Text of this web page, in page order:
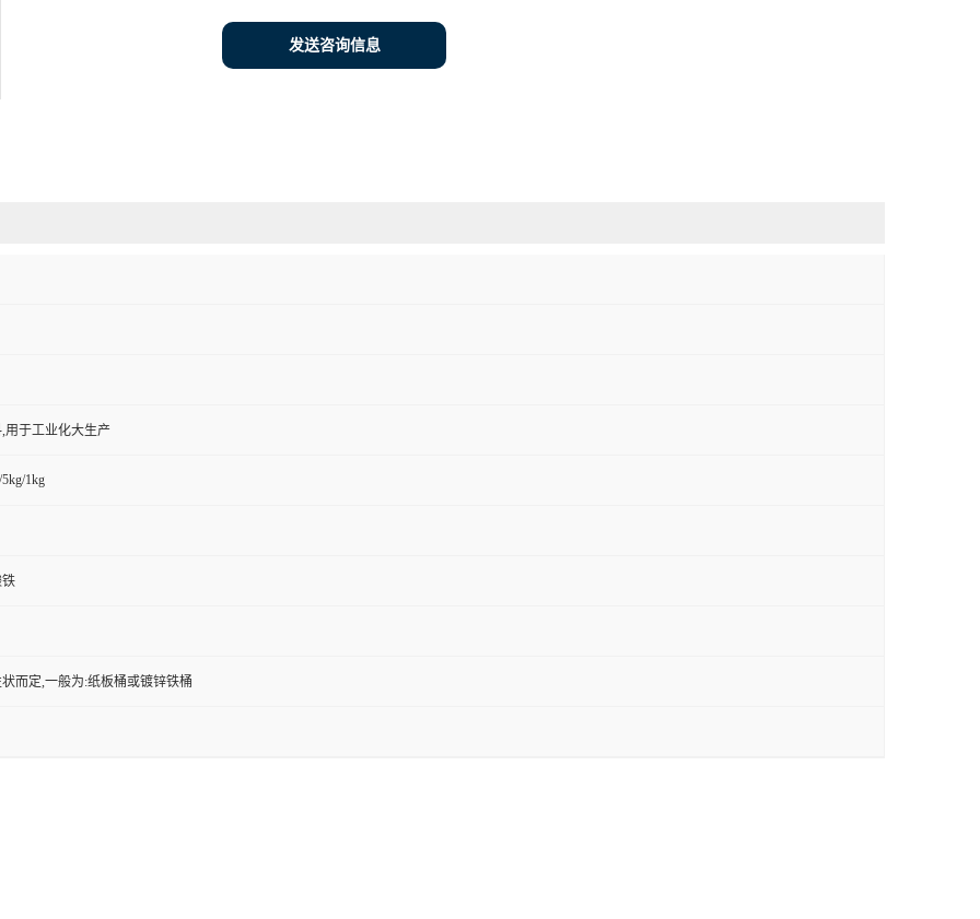
发送咨询信息
用于工业化大生产
1kg
而定,一般为:纸板桶或镀锌铁桶